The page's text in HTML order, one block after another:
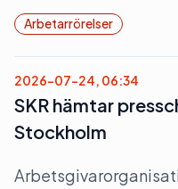
Arbetarrörelser
2026-07-24, 06:34
SKR hämtar
Stockholm